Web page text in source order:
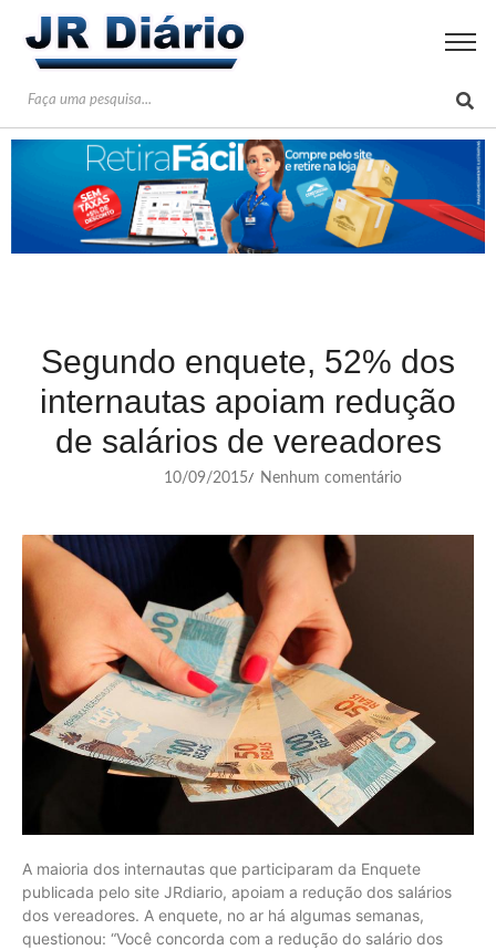
Segundo enquete, 52% dos
internautas apoiam redução
de salários de vereadores
10/09/2015/ Nenhum comentário
A maioria dos internautas que participaram da Enquete
publicada pelo site JRdiario, apoiam a redução dos salários
dos vereadores. A enquete, no ar há algumas semanas,
questionou: “Você concorda com a redução do salário dos